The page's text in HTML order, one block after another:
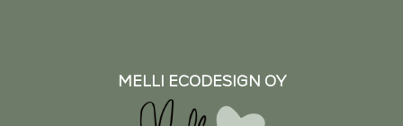
MELLI ECODESIGN OY